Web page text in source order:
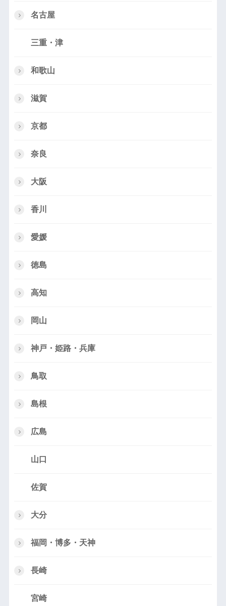
名古屋
三重・津
和歌山
滋賀
京都
奈良
大阪
香川
愛媛
徳島
高知
岡山
神戸・姫路・兵庫
鳥取
島根
広島
山口
佐賀
大分
福岡・博多・天神
長崎
宮崎